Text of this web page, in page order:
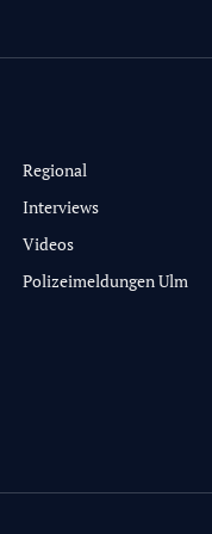
Regional
Interviews
Videos
Polizeimeldungen Ulm